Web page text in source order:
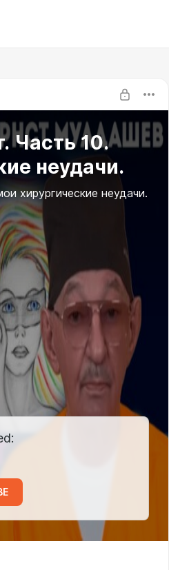
Часть 10.
неудачи.
хирургические неудачи.